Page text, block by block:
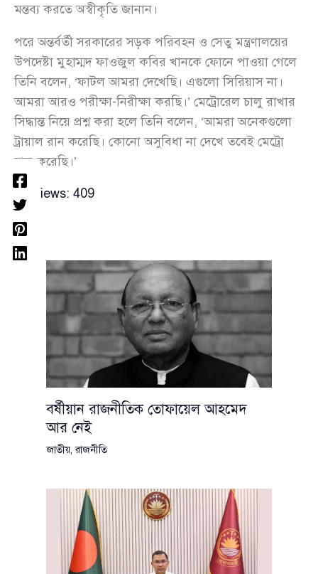
মন্তব্য করতে অস্বীকৃতি জানান।
পরে অন্তর্বর্তী সরকারের সড়ক পরিবহন ও সেতু মন্ত্রণালয়ের
উপদেষ্টা মুহাম্মদ ফাওজুল কবির খানকে ফোনে পাওয়া গেলে
তিনি বলেন, ‘ফাটল আমরা দেখেছি। এগুলো সিরিয়াস না।
আমরা আরও পরীক্ষা-নিরীক্ষা করছি।’ মেট্রোরেল চালু রাখার
সিদ্ধান্ত নিয়ে প্রশ্ন করা হলে তিনি বলেন, ‘আমরা অনেকগুলো
ট্রায়াল রান করেছি। কোনো অসুবিধা না দেখে তবেই মেট্রো
চালু করেছি।’
Views: 409
বর্ষীয়ান রাজনীতিক তোফায়েল আহমেদ
আর নেই
জাতীয়,রাজনীতি